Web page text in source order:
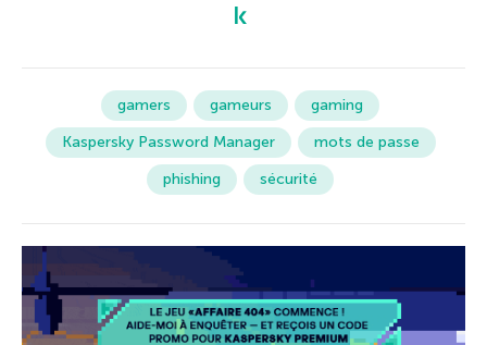
gamers gameurs
gaming
Kaspersky Password Manager
mots de passe
phishing
sécurité